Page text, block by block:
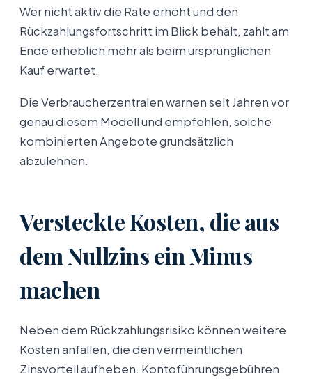
Wer nicht aktiv die Rate erhöht und den
Rückzahlungsfortschritt im Blick behält, zahlt am
Ende erheblich mehr als beim ursprünglichen
Kauf erwartet.
Die Verbraucherzentralen warnen seit Jahren vor
genau diesem Modell und empfehlen, solche
kombinierten Angebote grundsätzlich
abzulehnen.
Versteckte Kosten, die aus
dem Nullzins ein Minus
machen
Neben dem Rückzahlungsrisiko können weitere
Kosten anfallen, die den vermeintlichen
Zinsvorteil aufheben. Kontoführungsgebühren